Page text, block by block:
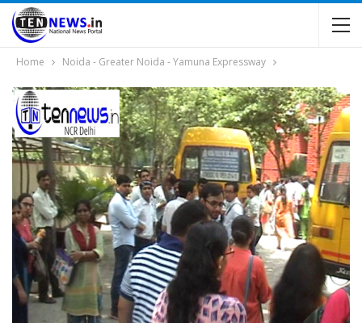
Home Noida - Greater Noida - Yamuna Expressway